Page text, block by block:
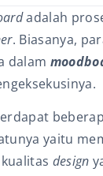
adalah
. Biasanya,
dalam
yaitu
design